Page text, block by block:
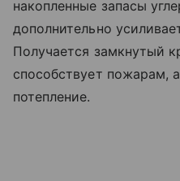
накопленные запасы
дополнительно
Получается замкнутый
способствует пожарам,
потепление.